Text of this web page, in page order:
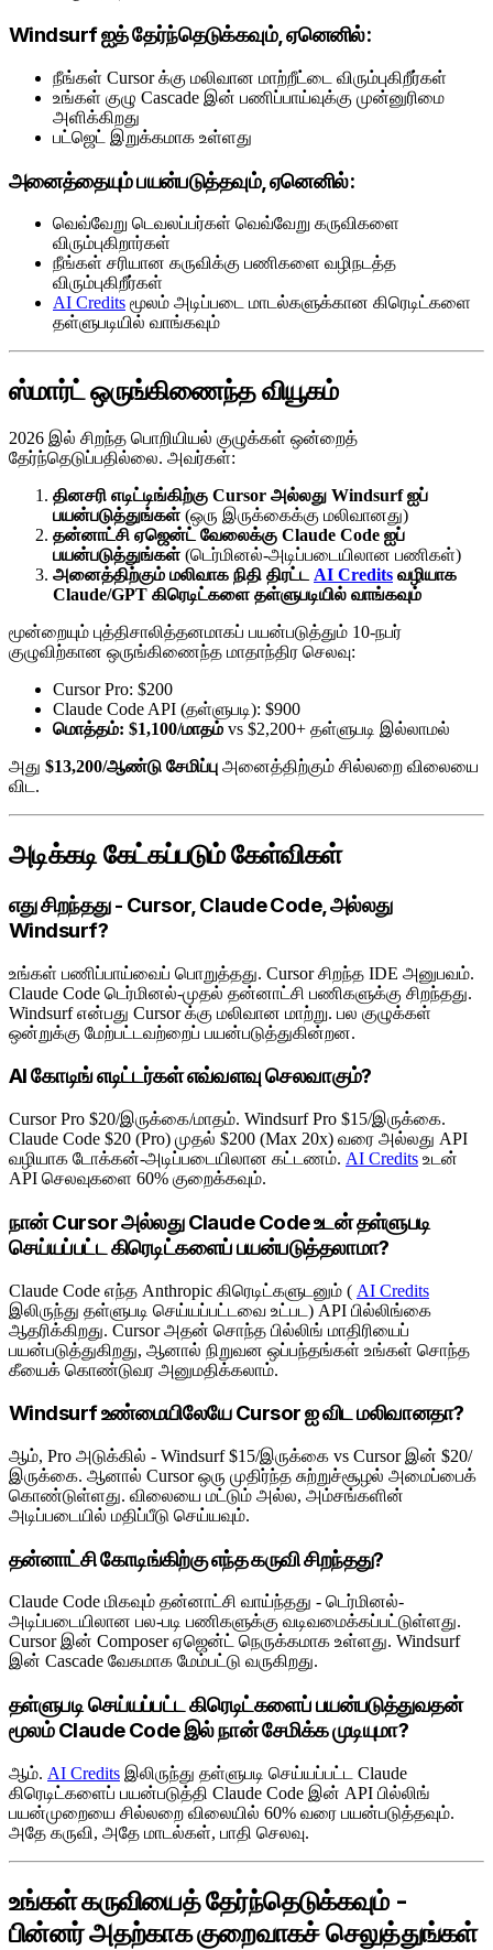
Windsurf ஐத் தேர்ந்தெடுக்கவும், ஏனெனில்:
நீங்கள் Cursor க்கு மலிவான மாற்றீட்டை விரும்புகிறீர்கள்
உங்கள் குழு Cascade இன் பணிப்பாய்வுக்கு முன்னுரிமை
அளிக்கிறது
பட்ஜெட் இறுக்கமாக உள்ளது
அனைத்தையும் பயன்படுத்தவும், ஏனெனில்:
வெவ்வேறு டெவலப்பர்கள் வெவ்வேறு கருவிகளை
விரும்புகிறார்கள்
நீங்கள் சரியான கருவிக்கு பணிகளை வழிநடத்த
விரும்புகிறீர்கள்
AI Credits மூலம் அடிப்படை மாடல்களுக்கான கிரெடிட்களை
தள்ளுபடியில் வாங்கவும்
ஸ்மார்ட் ஒருங்கிணைந்த வியூகம்
2026 இல் சிறந்த பொறியியல் குழுக்கள் ஒன்றைத்
தேர்ந்தெடுப்பதில்லை. அவர்கள்:
தினசரி எடிட்டிங்கிற்கு Cursor அல்லது Windsurf ஐப்
பயன்படுத்துங்கள் (ஒரு இருக்கைக்கு மலிவானது)
தன்னாட்சி ஏஜென்ட் வேலைக்கு Claude Code ஐப்
பயன்படுத்துங்கள் (டெர்மினல்-அடிப்படையிலான பணிகள்)
அனைத்திற்கும் மலிவாக நிதி திரட்ட AI Credits வழியாக
Claude/GPT கிரெடிட்களை தள்ளுபடியில் வாங்கவும்
மூன்றையும் புத்திசாலித்தனமாகப் பயன்படுத்தும் 10-நபர்
குழுவிற்கான ஒருங்கிணைந்த மாதாந்திர செலவு:
Cursor Pro: $200
Claude Code API (தள்ளுபடி): $900
மொத்தம்: $1,100/மாதம் vs $2,200+ தள்ளுபடி இல்லாமல்
அது $13,200/ஆண்டு சேமிப்பு அனைத்திற்கும் சில்லறை விலையை
விட.
அடிக்கடி கேட்கப்படும் கேள்விகள்
எது சிறந்தது - Cursor, Claude Code, அல்லது
Windsurf?
உங்கள் பணிப்பாய்வைப் பொறுத்தது. Cursor சிறந்த IDE அனுபவம்.
Claude Code டெர்மினல்-முதல் தன்னாட்சி பணிகளுக்கு சிறந்தது.
Windsurf என்பது Cursor க்கு மலிவான மாற்று. பல குழுக்கள்
ஒன்றுக்கு மேற்பட்டவற்றைப் பயன்படுத்துகின்றன.
AI கோடிங் எடிட்டர்கள் எவ்வளவு செலவாகும்?
Cursor Pro $20/இருக்கை/மாதம். Windsurf Pro $15/இருக்கை.
Claude Code $20 (Pro) முதல் $200 (Max 20x) வரை அல்லது API
வழியாக டோக்கன்-அடிப்படையிலான கட்டணம். AI Credits உடன்
API செலவுகளை 60% குறைக்கவும்.
நான் Cursor அல்லது Claude Code உடன் தள்ளுபடி
செய்யப்பட்ட கிரெடிட்களைப் பயன்படுத்தலாமா?
Claude Code எந்த Anthropic கிரெடிட்களுடனும் ( AI Credits
இலிருந்து தள்ளுபடி செய்யப்பட்டவை உட்பட) API பில்லிங்கை
ஆதரிக்கிறது. Cursor அதன் சொந்த பில்லிங் மாதிரியைப்
பயன்படுத்துகிறது, ஆனால் நிறுவன ஒப்பந்தங்கள் உங்கள் சொந்த
கீயைக் கொண்டுவர அனுமதிக்கலாம்.
Windsurf உண்மையிலேயே Cursor ஐ விட மலிவானதா?
ஆம், Pro அடுக்கில் - Windsurf $15/இருக்கை vs Cursor இன் $20/
இருக்கை. ஆனால் Cursor ஒரு முதிர்ந்த சுற்றுச்சூழல் அமைப்பைக்
கொண்டுள்ளது. விலையை மட்டும் அல்ல, அம்சங்களின்
அடிப்படையில் மதிப்பீடு செய்யவும்.
தன்னாட்சி கோடிங்கிற்கு எந்த கருவி சிறந்தது?
Claude Code மிகவும் தன்னாட்சி வாய்ந்தது - டெர்மினல்-
அடிப்படையிலான பல-படி பணிகளுக்கு வடிவமைக்கப்பட்டுள்ளது.
Cursor இன் Composer ஏஜென்ட் நெருக்கமாக உள்ளது. Windsurf
இன் Cascade வேகமாக மேம்பட்டு வருகிறது.
தள்ளுபடி செய்யப்பட்ட கிரெடிட்களைப் பயன்படுத்துவதன்
மூலம் Claude Code இல் நான் சேமிக்க முடியுமா?
ஆம். AI Credits இலிருந்து தள்ளுபடி செய்யப்பட்ட Claude
கிரெடிட்களைப் பயன்படுத்தி Claude Code இன் API பில்லிங்
பயன்முறையை சில்லறை விலையில் 60% வரை பயன்படுத்தவும்.
அதே கருவி, அதே மாடல்கள், பாதி செலவு.
உங்கள் கருவியைத் தேர்ந்தெடுக்கவும் -
பின்னர் அதற்காக குறைவாகச் செலுத்துங்கள்